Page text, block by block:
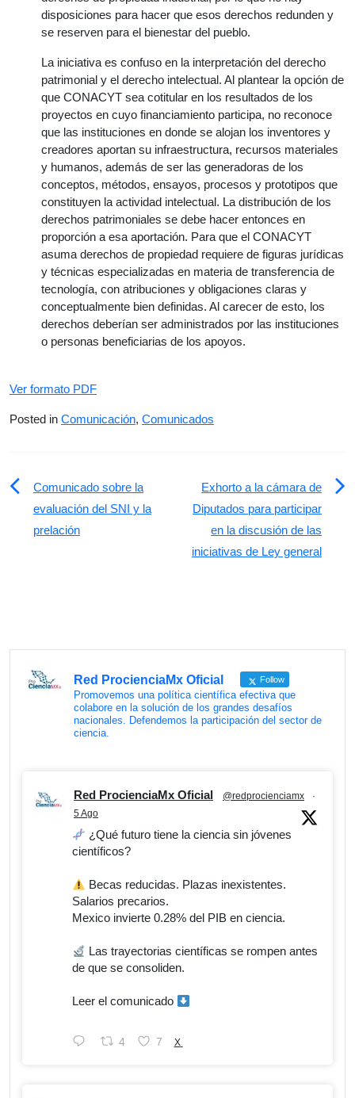
disposiciones para hacer que esos derechos redunden y
se reserven para el bienestar del pueblo.
La iniciativa es confuso en la interpretación del derecho
patrimonial y el derecho intelectual. Al plantear la opción de
que CONACYT sea cotitular en los resultados de los
proyectos en cuyo financiamiento participa, no reconoce
que las instituciones en donde se alojan los inventores y
creadores aportan su infraestructura, recursos materiales
y humanos, además de ser las generadoras de los
conceptos, métodos, ensayos, procesos y prototipos que
constituyen la actividad intelectual. La distribución de los
derechos patrimoniales se debe hacer entonces en
proporción a esa aportación. Para que el CONACYT
asuma derechos de propiedad requiere de figuras jurídicas
y técnicas especializadas en materia de transferencia de
tecnología, con atribuciones y obligaciones claras y
conceptualmente bien definidas. Al carecer de esto, los
derechos deberían ser administrados por las instituciones
o personas beneficiarias de los apoyos.
Ver formato PDF
Posted in Comunicación, Comunicados
Navegación
entradas
Comunicado sobre la
evaluación del SNI y la
prelación
Exhorto a la cámara de
Diputados para participar
en la discusión de las
iniciativas de Ley general
Red ProcienciaMx Oficial Follow
Promovemos una política científica efectiva que
colabore en la solución de los grandes desafíos
nacionales. Defendemos la participación del sector de
ciencia.
Red ProcienciaMx Oficial @redprocienciamx
·
5 Ago
¿Qué futuro tiene la ciencia sin jóvenes
científicos?
Becas reducidas. Plazas inexistentes.
Salarios precarios.
Mexico invierte 0.28% del PIB en ciencia.
Las trayectorias científicas se rompen antes
de que se consoliden.
Leer el comunicado
4 7 X